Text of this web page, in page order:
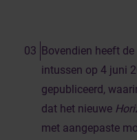
Bovendien heeft
intussen op 4 juni
gepubliceerd,
dat het nieuwe
met aangepaste